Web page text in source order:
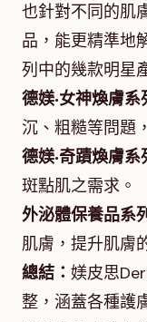
也針對不同的肌
品，能更精準地
列中的幾款明星
德媄‧女神煥膚系
沉、粗糙等問題
德媄‧奇蹟煥膚系
斑點肌之需求。
外泌體保養品系
肌膚，提升肌膚
總結： 媄皮思
整，涵蓋各種護